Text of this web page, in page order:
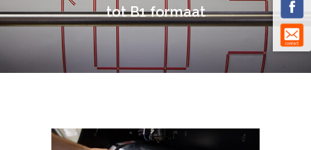
tot B1 formaat